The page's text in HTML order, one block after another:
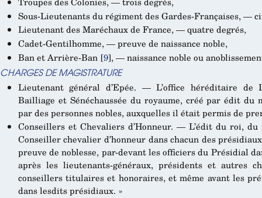
Sous-Lieutenants du régiment des Gardes-Françaises, —
Lieutenant des Maréchaux de France, — quatre degrés,
Cadet-Gentilhomme, — preuve de naissance noble,
Ban et Arrière-Ban[9], — naissance noble ou
CHARGES DE MAGISTRATURE
Lieutenant général d’Epée. — L’office héréditaire de
Bailliage et Sénéchaussée du royaume, créé par édit du
par des personnes nobles, auxquelles il était permis de
Conseillers et Chevaliers d’Honneur. — L’édit du roi, du
Conseiller chevalier d’honneur dans chacun des
preuve de noblesse, par-devant les officiers du Présidial
après les lieutenants-généraux, présidents et autres
conseillers titulaires et honoraires, et même avant les
dans lesdits présidiaux. »